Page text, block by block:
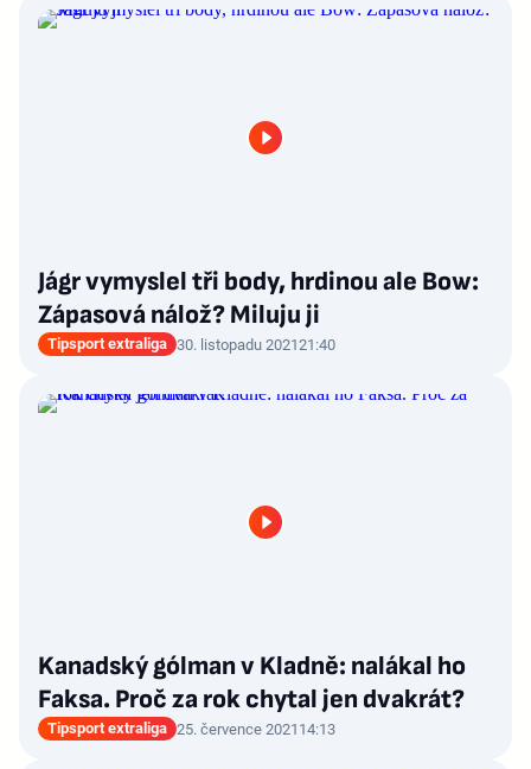
Jágr vymyslel tři body, hrdinou ale Bow:
Zápasová nálož? Miluju ji
Tipsport extraliga 30. listopadu 202121:40
Kanadský gólman v Kladně: nalákal ho
Faksa. Proč za rok chytal jen dvakrát?
Tipsport extraliga 25. července 2021 14:13